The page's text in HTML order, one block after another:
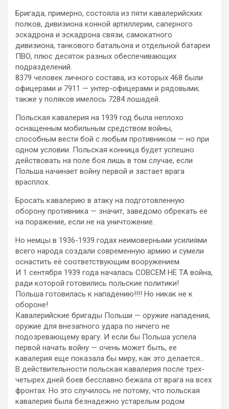
Бригада, примерно, состояла из пяти кавалерийских
полков, дивизиона конной артиллерии, саперного
эскадрона и эскадрона связи, самокатного
дивизиона, танкового батальона и отдельной батареи
ПВО, плюс десяток разных обеспечивающих
подразделений.
8379 человек личного состава, из которых 468 были
офицерами и 7911 — унтер-офицерами и рядовыми;
также у поляков имелось 7284 лошадей.
Польская кавалерия на 1939 год была неплохо
оснащенным мобильным средством войны,
способным вести бой с любым противником — но при
одном условии. Польская конница будет успешно
действовать на поле боя лишь в том случае, если
Польша начинает войну первой и застает врага
врасплох.
Бросать кавалерию в атаку на подготовленную
оборону противника — значит, заведомо обрекать ее
на поражение, если не на уничтожение.
Но немцы в 1936-1939 годах неимоверными усилиями
всего народа создали современную армию и сумели
оснастить её соответствующим вооружением.
И 1 сентября 1939 года началась СОВСЕМ НЕ ТА война,
ради которой готовились польские политики!
Польша готовилась к нападению!!!! Но никак не к
обороне!
Кавалерийские бригады Польши — оружие нападения,
оружие для внезапного удара по ничего не
подозревающему врагу. И если бы Польша успела
первой начать войну — очень может быть, ее
кавалерия еще показала бы миру, как это делается…
В действительности польская кавалерия после трех-
четырех дней боев бесславно бежала от врага на всех
фронтах. Но это случилось не потому, что польская
кавалерия была безнадежно устарелым родом